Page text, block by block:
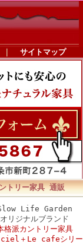
サイトマップ
トリー家具 通販
Life Garden
オリジナルブランド
格派カントリー家具
＋Le cafeシリー